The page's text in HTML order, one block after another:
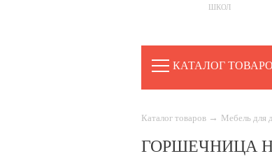
ШКОЛ
КАТАЛОГ
Каталог товаров → Мебель для
ГОРШЕЧНИЦА